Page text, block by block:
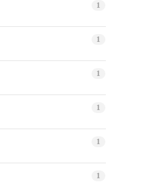
1
1
1
1
1
1